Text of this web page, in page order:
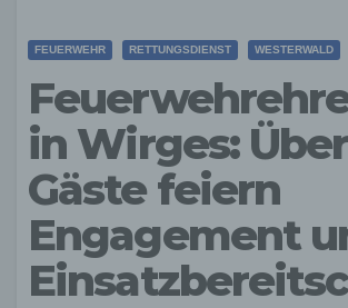
FEUERWEHR RETTUNGSDIENST WESTERWALD
in Wirges:
Gäste feiern
Engagement